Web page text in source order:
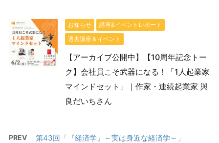
お知らせ
講座&イベントレポート
過去講座＆イベント
【アーカイブ公開中】【10周年記念トー
ク】会社員こそ武器になる！「1人起業家
マインドセット」｜作家・連続起業家 與
良だいちさん
PREV 第43回「『経済学』～実は身近な経済学～」